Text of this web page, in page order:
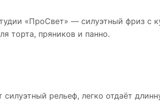
«ПроСвет» — силуэтный фриз с
торта, пряников и панно.
рельеф, легко отдаёт